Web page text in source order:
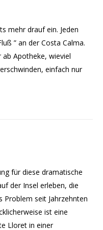
mehr drauf ein. Jeden
” an der Costa Calma.
Apotheke, wieviel
einfach nur
für diese dramatische
der Insel erleben, die
Problem seit Jahrzehnten
ist eine
Lloret in einer